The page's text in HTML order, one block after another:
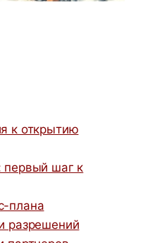
к открытию
первый шаг к
плана
разрешений